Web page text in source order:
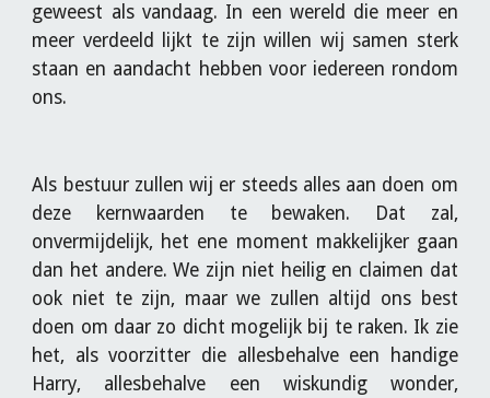
geweest als vandaag. In een wereld die meer en
meer verdeeld lijkt te zijn willen wij samen sterk
staan en aandacht hebben voor iedereen rondom
ons.
Als bestuur zullen wij er steeds alles aan doen om
deze kernwaarden te bewaken. Dat zal,
onvermijdelijk, het ene moment makkelijker gaan
dan het andere. We zijn niet heilig en claimen dat
ook niet te zijn, maar we zullen altijd ons best
doen om daar zo dicht mogelijk bij te raken. Ik zie
het, als voorzitter die allesbehalve een handige
Harry, allesbehalve een wiskundig wonder,